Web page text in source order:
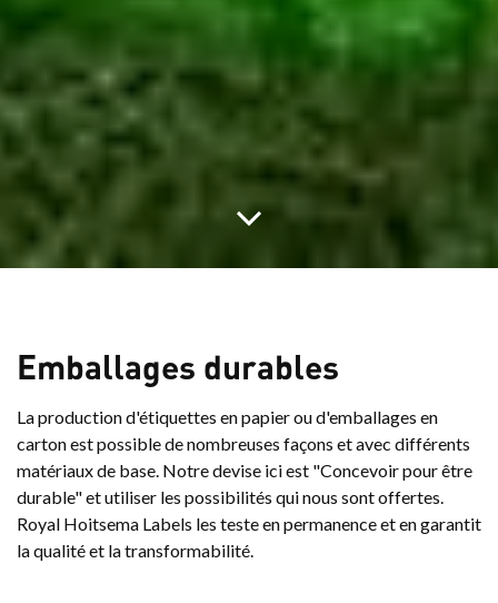
Emballages durables
La production d'étiquettes en papier ou d'emballages en
carton est possible de nombreuses façons et avec différents
matériaux de base. Notre devise ici est "Concevoir pour être
durable" et utiliser les possibilités qui nous sont offertes.
Royal Hoitsema Labels les teste en permanence et en garantit
la qualité et la transformabilité.